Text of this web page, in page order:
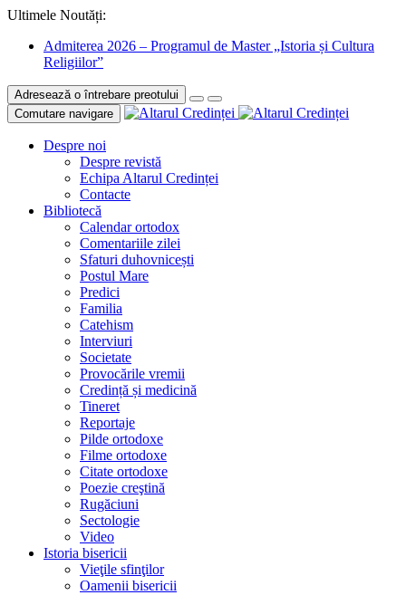
Ultimele Noutăți:
Admiterea 2026 – Programul de Master „Istoria și Cultura
Religiilor”
Adresează o întrebare preotului
Comutare navigare
Despre noi
Despre revistă
Echipa Altarul Credinței
Contacte
Bibliotecă
Calendar ortodox
Comentariile zilei
Sfaturi duhovnicești
Postul Mare
Predici
Familia
Catehism
Interviuri
Societate
Provocările vremii
Credință și medicină
Tineret
Reportaje
Pilde ortodoxe
Filme ortodoxe
Citate ortodoxe
Poezie creştină
Rugăciuni
Sectologie
Video
Istoria bisericii
Vieţile sfinţilor
Oamenii bisericii